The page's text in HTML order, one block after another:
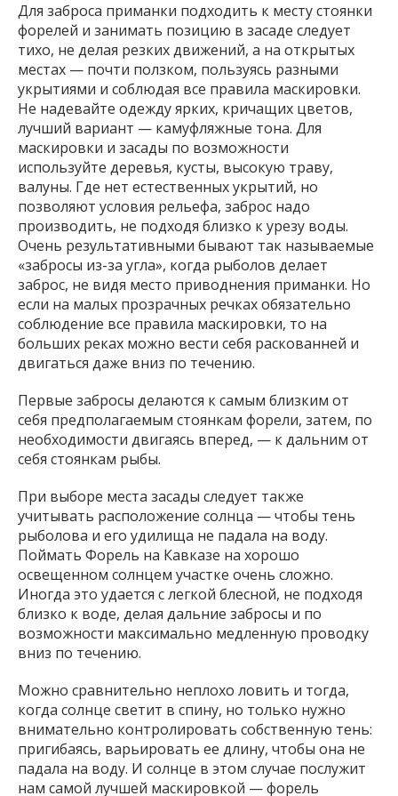
Для заброса приманки подходить к месту стоянки
форелей и занимать позицию в засаде следует
тихо, не делая резких движений, а на открытых
местах — почти ползком, пользуясь разными
укрытиями и соблюдая все правила маскировки.
Не надевайте одежду ярких, кричащих цветов,
лучший вариант — камуфляжные тона. Для
маскировки и засады по возможности
используйте деревья, кусты, высокую траву,
валуны. Где нет естественных укрытий, но
позволяют условия рельефа, заброс надо
производить, не подходя близко к урезу воды.
Очень результативными бывают так называемые
«забросы из-за угла», когда рыболов делает
заброс, не видя место приводнения приманки. Но
если на малых прозрачных речках обязательно
соблюдение все правила маскировки, то на
больших реках можно вести себя раскованней и
двигаться даже вниз по течению.
Первые забросы делаются к самым близким от
себя предполагаемым стоянкам форели, затем, по
необходимости двигаясь вперед, — к дальним от
себя стоянкам рыбы.
При выборе места засады следует также
учитывать расположение солнца — чтобы тень
рыболова и его удилища не падала на воду.
Поймать Форель на Кавказе на хорошо
освещенном солнцем участке очень сложно.
Иногда это удается с легкой блесной, не подходя
близко к воде, делая дальние забросы и по
возможности максимально медленную проводку
вниз по течению.
Можно сравнительно неплохо ловить и тогда,
когда солнце светит в спину, но только нужно
внимательно контролировать собственную тень:
пригибаясь, варьировать ее длину, чтобы она не
падала на воду. И солнце в этом случае послужит
нам самой лучшей маскировкой — форель